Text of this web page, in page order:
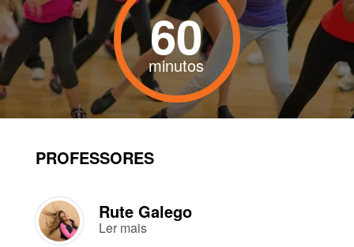
60
minutos
PROFESSORES
Rute Galego
Ler mais